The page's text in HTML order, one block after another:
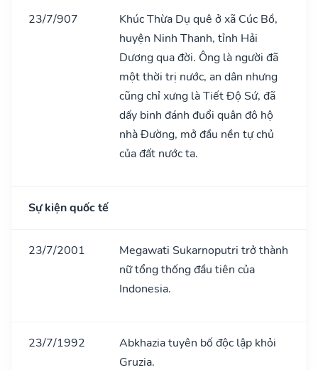
23/7/907
Khúc Thừa Dụ quê ở xã Cúc Bồ,
huyện Ninh Thanh, tỉnh Hải
Dương qua đời. Ông là người đã
một thời trị nước, an dân nhưng
cũng chỉ xưng là Tiết Độ Sứ, đã
dấy binh đánh đuổi quân đô hộ
nhà Đường, mở đầu nền tự chủ
của đất nước ta.
Sự kiện quốc tế
23/7/2001
Megawati Sukarnoputri trở thành
nữ tổng thống đầu tiên của
Indonesia.
23/7/1992
Abkhazia tuyên bố độc lập khỏi
Gruzia.